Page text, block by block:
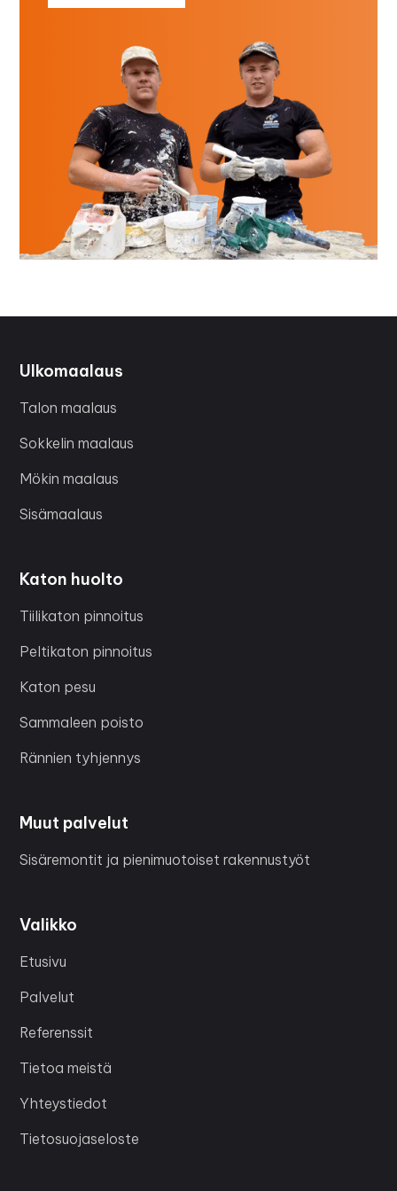
Ulkomaalaus
Talon maalaus
Sokkelin maalaus
Mökin maalaus
Sisämaalaus
Katon huolto
Tiilikaton pinnoitus
Peltikaton pinnoitus
Katon pesu
Sammaleen poisto
Rännien tyhjennys
Muut palvelut
Sisäremontit ja pienimuotoiset rakennustyöt
Valikko
Etusivu
Palvelut
Referenssit
Tietoa meistä
Yhteystiedot
Tietosuojaseloste